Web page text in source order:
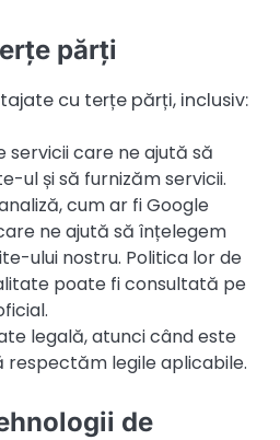
părți
cu terțe părți, inclusiv:
servicii care ne ajută să
ul și să furnizăm servicii.
cum ar fi Google
ne ajută să înțelegem
ului nostru. Politica lor de
poate fi consultată pe
legală, atunci când este
respectăm legile aplicabile.
de